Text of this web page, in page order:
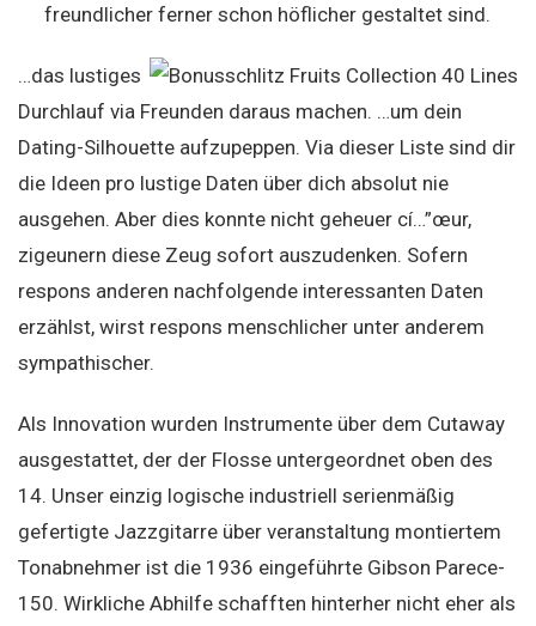
freundlicher ferner schon höflicher gestaltet sind.
…das lustiges
Durchlauf via Freunden daraus machen. …um dein
Dating-Silhouette aufzupeppen. Via dieser Liste sind dir
die Ideen pro lustige Daten über dich absolut nie
ausgehen. Aber dies konnte nicht geheuer cí…”œur,
zigeunern diese Zeug sofort auszudenken. Sofern
respons anderen nachfolgende interessanten Daten
erzählst, wirst respons menschlicher unter anderem
sympathischer.
Als Innovation wurden Instrumente über dem Cutaway
ausgestattet, der der Flosse untergeordnet oben des
14. Unser einzig logische industriell serienmäßig
gefertigte Jazzgitarre über veranstaltung montiertem
Tonabnehmer ist die 1936 eingeführte Gibson Parece-
150. Wirkliche Abhilfe schafften hinterher nicht eher als